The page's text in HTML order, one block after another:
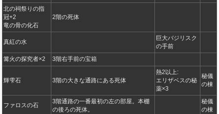
北の祠祭りの指
冠+2
竜の骨の化石
2階の死体
真紅の水
巨大バジリスク
の手前
篝火の探究者×2
3階右手前の宝箱
輝雫石 3階の大きな通路にある死体
熱2以上:
エリザベスの秘
薬×3
秘儀
の棟
ファロスの石
3階通路の一番最初の左の部屋。本棚
の後ろの死体。
秘儀
の棟